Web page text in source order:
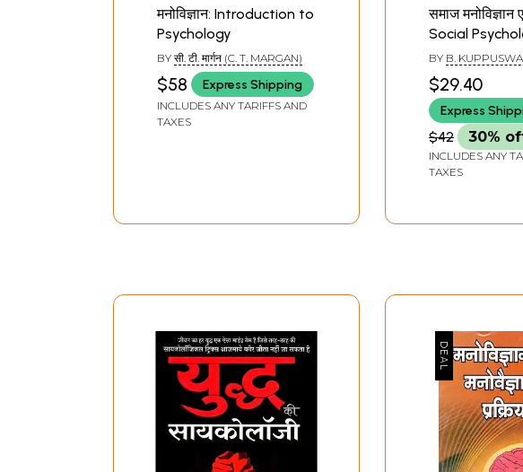
मनोविज्ञान: Introduction to
Psychology
BY सी. टी. मार्गन (C. T. MARGAN)
$58 Express Shipping
INCLUDES ANY TARIFFS AND
TAXES
समाज मनोविज्ञान
Social
Introduction
BY B.
$29.40
Express
$42 30%
INCLUDES ANY
TAXES